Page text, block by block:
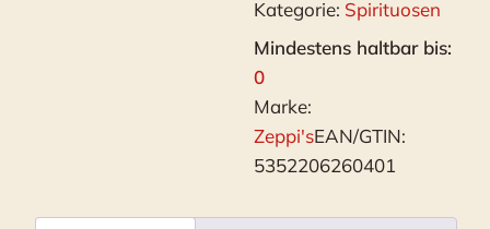
Kategorie: Spirituosen
Mindestens haltbar bis:
0
Marke:
Zeppi'sEAN/GTIN:
5352206260401